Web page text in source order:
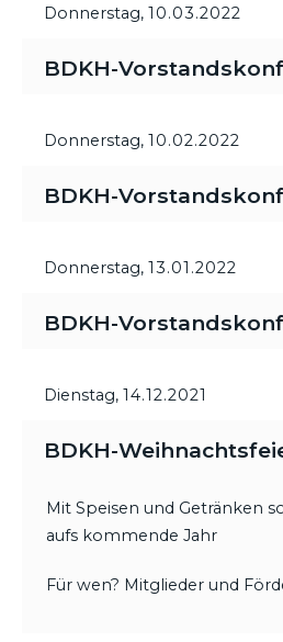
Donnerstag, 10.03.2022
BDKH-
Donnerstag, 10.02.2022
BDKH-
Donnerstag, 13.01.2022
BDKH-
Dienstag, 14.12.2021
BDKH-
Mit Speisen und Getränken
aufs kommende Jahr
Für wen? Mitglieder und